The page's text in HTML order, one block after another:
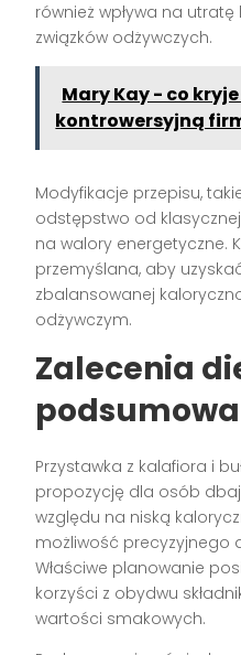
również wpływa na
związków odżywczych.
Mary Kay - co
kontrowersyjną
Modyfikacje przepisu,
odstępstwo od
na walory energetyczne.
przemyślana, aby
zbalansowanej
odżywczym.
Zalecenia
Przystawka z kalafiora i
propozycję dla osób
względu na niską
możliwość precyzyjnego
Właściwe planowanie
korzyści z obydwu
wartości smakowych.